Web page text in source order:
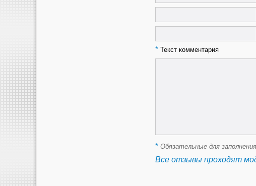
* Текст комментария
* Обязательные для
Все отзывы проходят